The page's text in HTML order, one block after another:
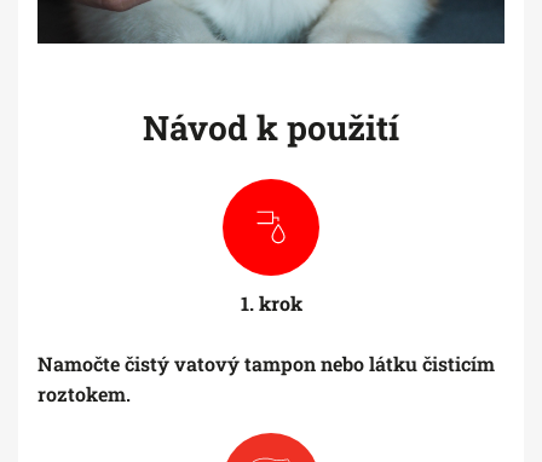
Návod k použití
1. krok
Namočte čistý vatový tampon nebo látku čisticím
roztokem.